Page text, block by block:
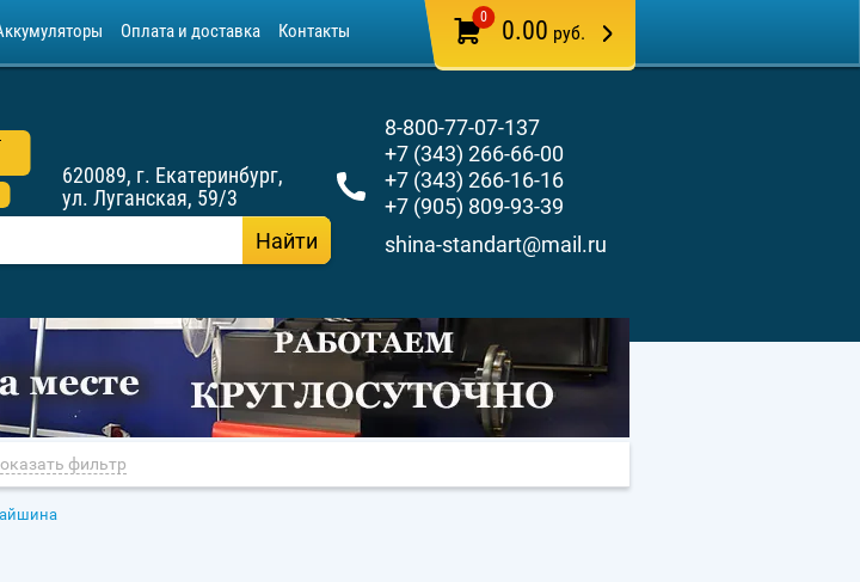
Оплата и доставка Контакты
0 0.00 руб.
620089, г. Екатеринбург,
ул. Луганская, 59/3
8-800-77-07-137
+7 (343) 266-66-00
+7 (343) 266-16-16
+7 (905) 809-93-39
shina-standart@mail.ru
фильтр